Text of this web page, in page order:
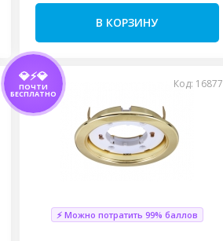
В КОРЗИНУ
💎⚡💎
ПОЧТИ
БЕСПЛАТНО
Код: 16877
⚡ Можно потратить 99% баллов